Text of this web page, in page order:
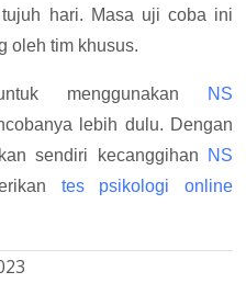
hari. Masa uji coba ini
oleh tim khusus.
menggunakan
NS
lebih dulu. Dengan
sendiri kecanggihan
NS
tes psikologi online